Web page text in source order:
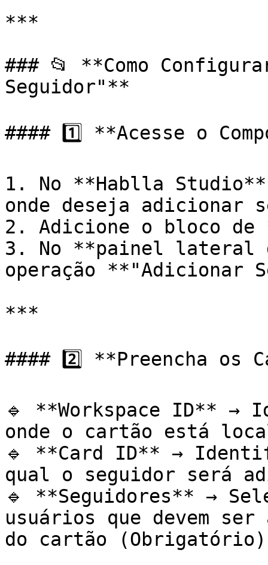
***
### 📂 **Como
Seguidor"**
#### 1️⃣ **Acesse o
1. No **Hablla
onde deseja adicionar
2. Adicione o bloco de
3. No **painel lateral
operação **"Adicionar
***
#### 2️⃣ **Preencha os
🔹 **Workspace ID** →
onde o cartão está
🔹 **Card ID** →
qual o seguidor será
🔹 **Seguidores** →
usuários que devem ser
do cartão